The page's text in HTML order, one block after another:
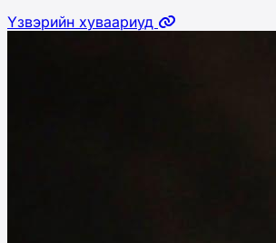
Үзвэрийн хуваариуд